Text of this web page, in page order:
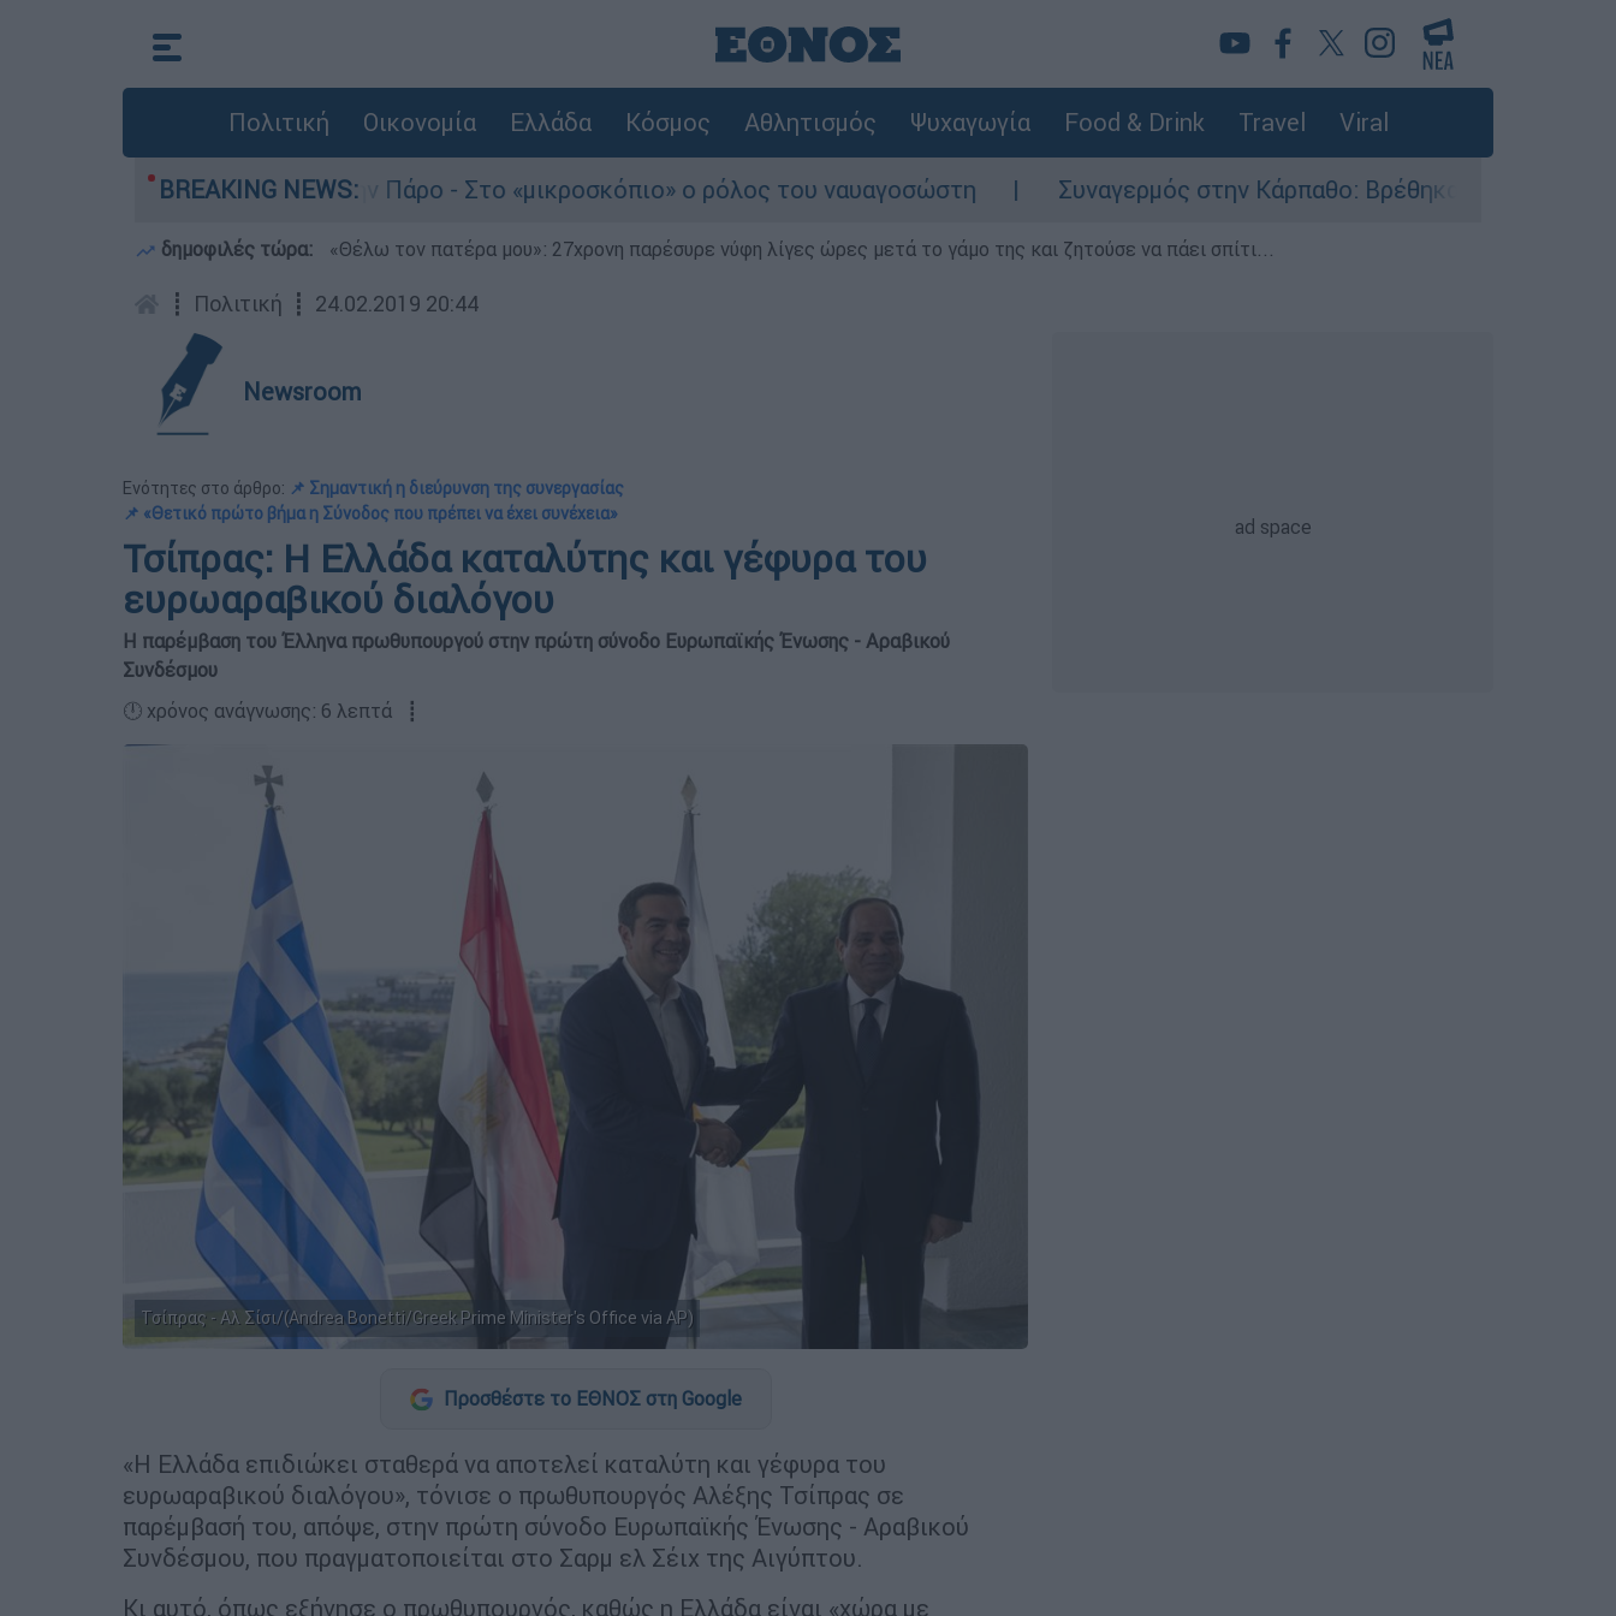
Πολιτική Οικονομία Ελλάδα Κόσμος Αθλητισμός Ψυχαγωγία Food & Drink Travel Viral
BREAKING NEWS:
του 4χρονου στην Πάρο - Στο «μικροσκόπιο» ο ρόλος του ναυαγοσώστη Συναγερμός στην Κάρπαθο: Βρέθηκαν παλιά πυρομαχικά στο
δημοφιλές τώρα: «Θέλω τον πατέρα μου»: 27χρονη παρέσυρε νύφη λίγες ώρες μετά το γάμο της και ζητούσε να πάει σπίτι...
┋ Πολιτική ┋ 24.02.2019 20:44
Newsroom
Ενότητες στο άρθρο: 📌 Σημαντική η διεύρυνση της συνεργασίας
📌 «Θετικό πρώτο βήμα η Σύνοδος που πρέπει να έχει συνέχεια»
Τσίπρας: Η Ελλάδα καταλύτης και γέφυρα του
ευρωαραβικού διαλόγου
Η παρέμβαση του Έλληνα πρωθυπουργού στην πρώτη σύνοδο Ευρωπαϊκής Ένωσης - Αραβικού
Συνδέσμου
🕛 χρόνος ανάγνωσης: 6 λεπτά ┋
Τσίπρας - Αλ Σίσι/(Andrea Bonetti/Greek Prime Minister's Office via AP)
Προσθέστε το ΕΘΝΟΣ στη Google
«Η Ελλάδα επιδιώκει σταθερά να αποτελεί καταλύτη και γέφυρα του
ευρωαραβικού διαλόγου», τόνισε ο πρωθυπουργός Αλέξης Τσίπρας σε
παρέμβασή του, απόψε, στην πρώτη σύνοδο Ευρωπαϊκής Ένωσης - Αραβικού
Συνδέσμου, που πραγματοποιείται στο Σαρμ ελ Σέιχ της Αιγύπτου.
Κι αυτό, όπως εξήγησε ο πρωθυπουργός, καθώς η Ελλάδα είναι «χώρα με